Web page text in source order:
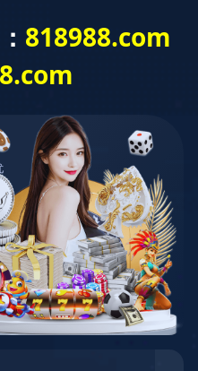
党建工作 经营发展